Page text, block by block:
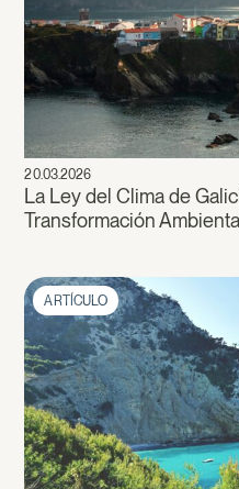
20.03.2026
La Ley del Clima de
Transformación
ARTÍCULO